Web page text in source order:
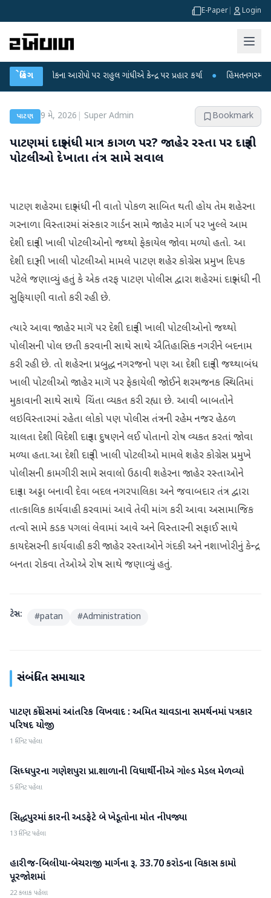
E-Paper Login
બ્રેકિંગ
લીકના આરોપો પર રાહુલ ગાંધીએ કેન્દ્ર પર પ્રહાર કર્યા ● હિંમતનગરમાં રહસ્યમય
પાટણ 9 મે, 2026 Super Admin Bookmark
પાટણમાં દારૂબંધી માત્ર કાગળ પર? જાહેર રસ્તા પર દારૂની
પોટલીઓ દેખાતા તંત્ર સામે સવાલ
પાટણ શહેરમા દારૂબંધી ની વાતો પોકળ સાબિત થતી હોય તેમ શહેરના
ગરનાળા વિસ્તારમાં સંસ્કાર ગાર્ડન સામે જાહેર માર્ગ પર ખુલ્લે આમ
દેશી દારૂની ખાલી પોટલીઓનો જથ્થો ફેકાયેલ જોવા મળ્યો હતો. આ
દેશી દારૂ ની ખાલી પોટલીઓ મામલે પાટણ શહેર કોગ્રેસ પ્રમુખ દિપક
પટેલે જણાવ્યું હતું કે એક તરફ પાટણ પોલીસ દ્વારા શહેરમાં દારૂબંધી ની
સુફિયાણી વાતો કરી રહી છે.
ત્યારે આવા જાહેર માગૅ પર દેશી દારૂની ખાલી પોટલીઓનો જથ્થો
પોલીસની પોલ છતી કરવાની સાથે સાથે ઐતિહાસિક નગરીને બદનામ
કરી રહી છે. તો શહેરના પ્રબુદ્ધ નગરજનો પણ આ દેશી દારૂની જથ્થાબંધ
ખાલી પોટલીઓ જાહેર માગૅ પર ફેકાયેલી જોઈને શરમજનક સ્થિતિમાં
મુકાવાની સાથે સાથે ચિંતા વ્યકત કરી રહ્યા છે. આવી બાબતોને
લઇવિસ્તારમાં રહેતા લોકો પણ પોલીસ તંત્રની રહેમ નજર હેઠળ
ચાલતા દેશી વિદેશી દારૂના દુષણને લઈ પોતાનો રોષ વ્યકત કરતાં જોવા
મળ્યા હતા.આ દેશી દારૂની ખાલી પોટલીઓ મામલે શહેર કોગ્રેસ પ્રમુખે
પોલીસની કામગીરી સામે સવાલો ઉઠાવી શહેરના જાહેર રસ્તાઓને
દારૂના અડ્ડા બનાવી દેવા બદલ નગરપાલિકા અને જવાબદાર તંત્ર દ્વારા
તાત્કાલિક કાર્યવાહી કરવામાં આવે તેવી માંગ કરી આવા અસામાજિક
તત્વો સામે કડક પગલાં લેવામાં આવે અને વિસ્તારની સફાઈ સાથે
કાયદેસરની કાર્યવાહી કરી જાહેર રસ્તાઓને ગંદકી અને નશાખોરીનું કેન્દ્ર
બનતા રોકવા તેઓએ રોષ સાથે જણાવ્યું હતું.
ટેગ્સ: #patan #Administration
સંબંધિત સમાચાર
પાટણ
પાટણ કોંગ્રેસમાં આંતરિક વિખવાદ : અમિત ચાવડાના સમર્થનમાં પત્રકાર
પરિષદ યોજી
1 મિનિટ પહેલા
પાટણ
સિધ્ધપુરના ગણેશપુરા પ્રા.શાળાની વિધાર્થીનીએ ગોલ્ડ મેડલ મેળવ્યો
5 મિનિટ પહેલા
પાટણ
સિદ્ધપુરમાં કારની અડફેટે બે ખેડૂતોના મોત નીપજ્યા
13 મિનિટ પહેલા
પાટણ
હારીજ-બિલીયા-બેચરાજી માર્ગના રૂ. 33.70 કરોડના વિકાસ કામો
પૂરજોશમાં
22 કલાક પહેલા